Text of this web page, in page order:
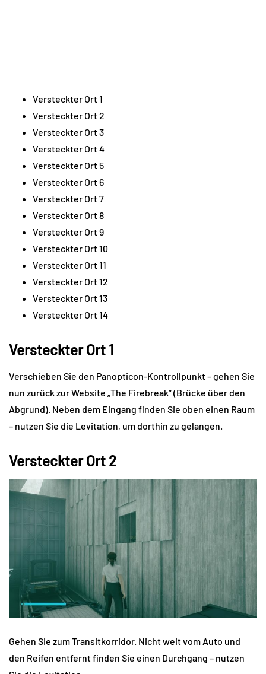
Versteckter Ort 1
Versteckter Ort 2
Versteckter Ort 3
Versteckter Ort 4
Versteckter Ort 5
Versteckter Ort 6
Versteckter Ort 7
Versteckter Ort 8
Versteckter Ort 9
Versteckter Ort 10
Versteckter Ort 11
Versteckter Ort 12
Versteckter Ort 13
Versteckter Ort 14
Versteckter Ort 1
Verschieben Sie den Panopticon-Kontrollpunkt – gehen Sie
nun zurück zur Website „The Firebreak“ (Brücke über den
Abgrund). Neben dem Eingang finden Sie oben einen Raum
– nutzen Sie die Levitation, um dorthin zu gelangen.
Versteckter Ort 2
Gehen Sie zum Transitkorridor. Nicht weit vom Auto und
den Reifen entfernt finden Sie einen Durchgang – nutzen